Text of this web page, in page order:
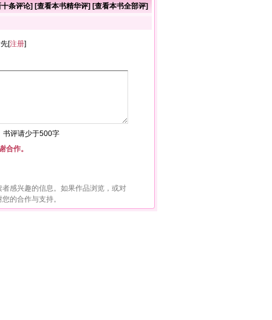
条评论] [查看本书精华评] [查看本书全部评]
[注册]
书评请少于500字
合作。
感兴趣的信息。如果作品浏览，或对
的合作与支持。